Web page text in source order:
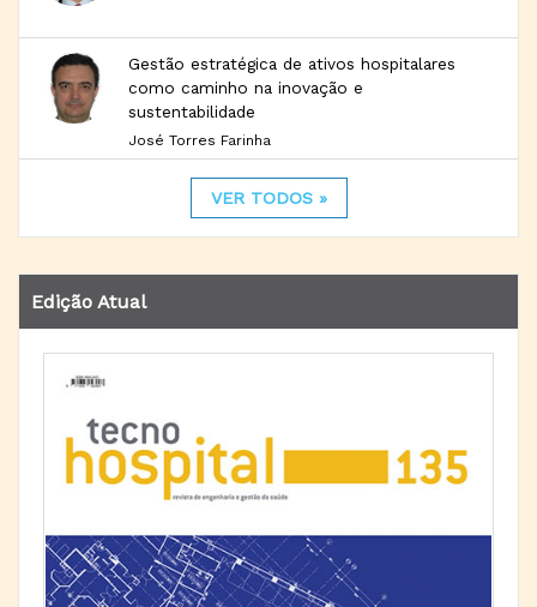
Gestão estratégica de ativos hospitalares
como caminho na inovação e
sustentabilidade
José Torres Farinha
VER TODOS »
Edição Atual